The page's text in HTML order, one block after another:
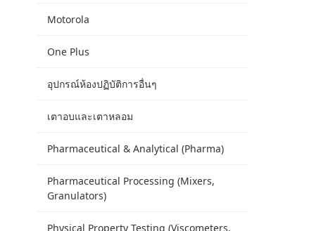
Motorola
One Plus
อุปกรณ์ห้องปฏิบัติการอื่นๆ
เตาอบและเตาหลอม
Pharmaceutical & Analytical (Pharma)
Pharmaceutical Processing (Mixers,
Granulators)
Physical Property Testing (Viscometers,